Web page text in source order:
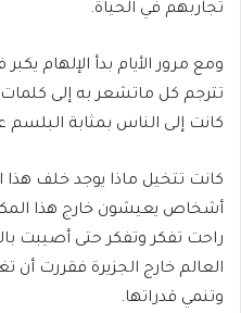
تجاربهم في الحياة.
ومع مرور الأيام بدأ الإلهام
تترجم كل ماتشعر به إلى
كانت إلى الناس بمثابة البلسم
كانت تتخيل ماذا يوجد خلف هذا
أشخاص يعيشون خارج هذا
راحت تفكر وتفكر حتى أصيبت
العالم خارج الجزيرة فقررت أن
وتنمي قدراتها.